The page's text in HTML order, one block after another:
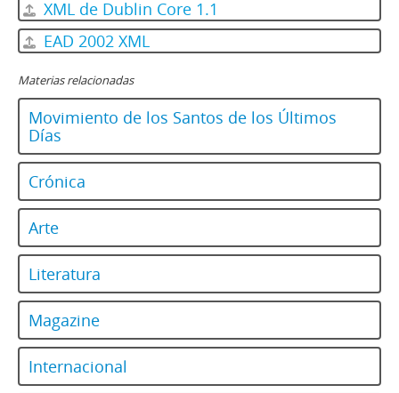
128 - Revista Ercilla. Año XXXIV, Nº 1721
129 - Revista Ercilla. Año XXXIV, Nº 1722
131 - Revista Ercilla. Año XXXIV, Nº 1724
132 - Revista Ercilla. Año XXXIV, Nº 1725
133 - Revista Ercilla. Año XXXIV, Nº 1726
134 - Revista Ercilla. Año XXXIV, Nº 1727
137 - Revista Ercilla. Año XXXIV, Nº 1730
139 - Revista Ercilla. Año XXXIV, Nº 1732
141 - Revista Ercilla. Año XXXIV, Nº 1734
143 - Revista Ercilla. Año XXXIV, Nº 1736
144 - Revista Ercilla. Año XXXIV, Nº 1737
145 - Revista Ercilla. Año XXXIV, Nº 1738
XML de Dublin Core 1.1
EAD 2002 XML
Materias relacionadas
Movimiento de los Santos de los Últimos
Días
Crónica
Arte
Literatura
Magazine
Internacional